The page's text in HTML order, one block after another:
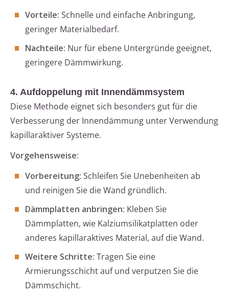
Vorteile: Schnelle und einfache Anbringung,
geringer Materialbedarf.
Nachteile: Nur für ebene Untergründe geeignet,
geringere Dämmwirkung.
4. Aufdoppelung mit Innendämmsystem
Diese Methode eignet sich besonders gut für die
Verbesserung der Innendämmung unter Verwendung
kapillaraktiver Systeme.
Vorgehensweise:
Vorbereitung: Schleifen Sie Unebenheiten ab
und reinigen Sie die Wand gründlich.
Dämmplatten anbringen: Kleben Sie
Dämmplatten, wie Kalziumsilikatplatten oder
anderes kapillaraktives Material, auf die Wand.
Weitere Schritte: Tragen Sie eine
Armierungsschicht auf und verputzen Sie die
Dämmschicht.